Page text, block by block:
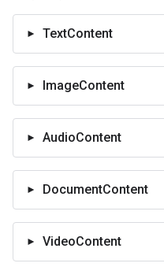
TextContent
ImageContent
AudioContent
DocumentContent
VideoContent